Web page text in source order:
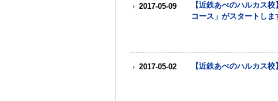
2017-05-09
【近鉄あべのハルカス
コース」がスタートし
2017-05-02 【近鉄あべのハルカス